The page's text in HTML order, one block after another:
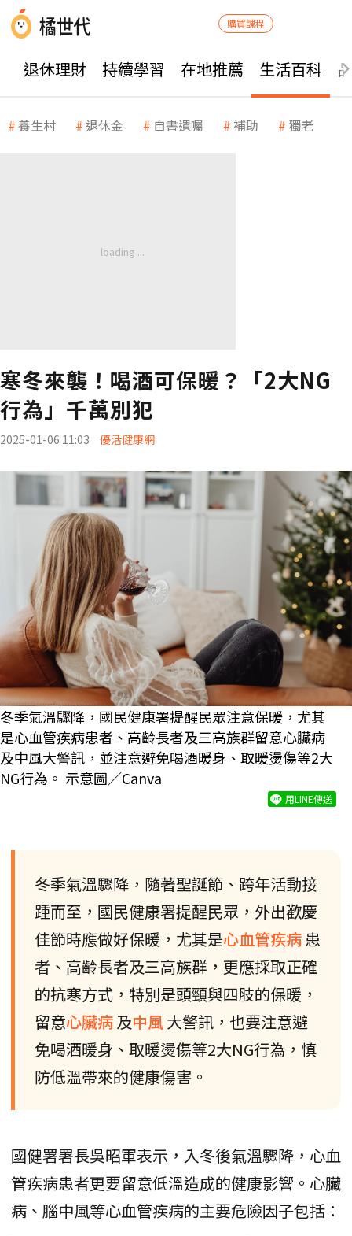
購買課程
退休理財 持續學習 在地推薦 生活百科
養生村 退休金 自書遺囑 補助 獨老
寒冬來襲！喝酒可保暖？「2大NG
行為」千萬別犯
2025-01-06 11:03 優活健康網
冬季氣溫驟降，國民健康署提醒民眾注意保暖，尤其
是心血管疾病患者、高齡長者及三高族群留意心臟病
及中風大警訊，並注意避免喝酒暖身、取暖燙傷等2大
NG行為。 示意圖／Canva
用LINE傳送
冬季氣溫驟降，隨著聖誕節、跨年活動接
踵而至，國民健康署提醒民眾，外出歡慶
佳節時應做好保暖，尤其是心血管疾病患
者、高齡長者及三高族群，更應採取正確
的抗寒方式，特別是頭頸與四肢的保暖，
留意心臟病及中風大警訊，也要注意避
免喝酒暖身、取暖燙傷等2大NG行為，慎
防低溫帶來的健康傷害。
國健署署長吳昭軍表示，入冬後氣溫驟降，心血
管疾病患者更要留意低溫造成的健康影響。心臟
病、腦中風等心血管疾病的主要危險因子包括：